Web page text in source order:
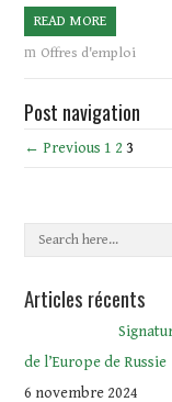
READ MORE
Offres d'emploi
Post navigation
← Previous 1 2 3
Articles récents
de l’Europe de Russie
6 novembre 2024